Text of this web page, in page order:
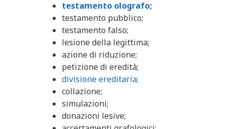
testamento olografo;
testamento pubblico;
testamento falso;
lesione della legittima;
azione di riduzione;
petizione di eredità;
divisione ereditaria;
collazione;
simulazioni;
donazioni lesive;